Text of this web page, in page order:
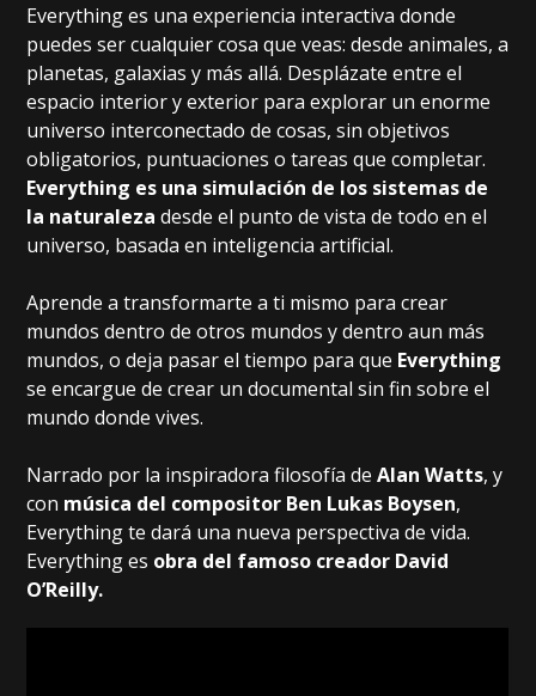
Everything es una experiencia interactiva donde
puedes ser cualquier cosa que veas: desde animales, a
planetas, galaxias y más allá. Desplázate entre el
espacio interior y exterior para explorar un enorme
universo interconectado de cosas, sin objetivos
obligatorios, puntuaciones o tareas que completar.
Everything es una simulación de los sistemas de
la naturaleza desde el punto de vista de todo en el
universo, basada en inteligencia artificial.
Aprende a transformarte a ti mismo para crear
mundos dentro de otros mundos y dentro aun más
mundos, o deja pasar el tiempo para que Everything
se encargue de crear un documental sin fin sobre el
mundo donde vives.
Narrado por la inspiradora filosofía deAlan Watts, y
con música del compositor Ben Lukas Boysen,
Everything te dará una nueva perspectiva de vida.
Everything es obra del famoso creador David
O’Reilly.